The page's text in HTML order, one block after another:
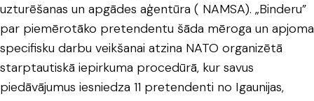
uzturēšanas un apgādes aģentūra ( NAMSA). „Binderu”
par piemērotāko pretendentu šāda mēroga un apjoma
specifisku darbu veikšanai atzina NATO organizētā
starptautiskā iepirkuma procedūrā, kur savus
piedāvājumus iesniedza 11 pretendenti no Igaunijas,